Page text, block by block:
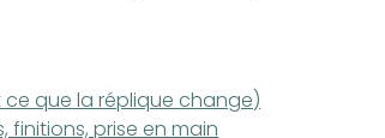
que la réplique change)
finitions, prise en main